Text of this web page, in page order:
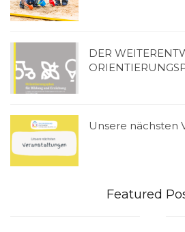
DER
Unsere nächsten
Featured